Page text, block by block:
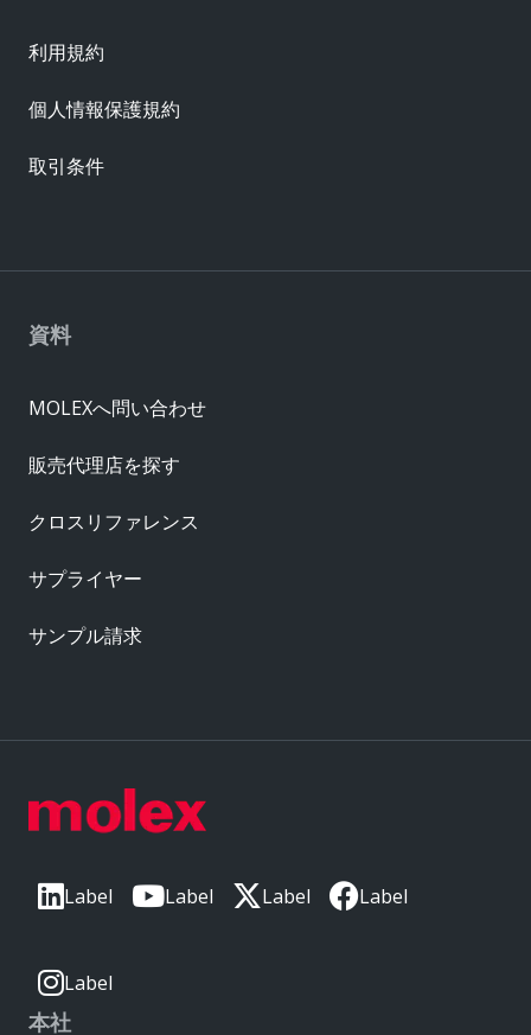
Label Label Label Label
Label
本社
資料
MOLEXへ問い合わせ
販売代理店を探す
クロスリファレンス
サプライヤー
サンプル請求
利用規約
個人情報保護規約
取引条件